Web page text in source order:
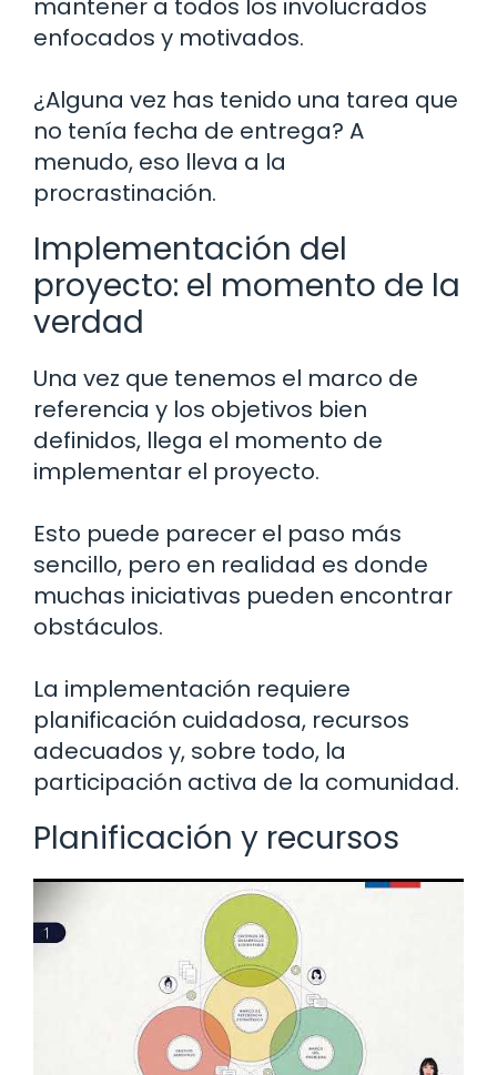
mantener a todos los involucrados
enfocados y motivados.
¿Alguna vez has tenido una tarea que
no tenía fecha de entrega? A
menudo, eso lleva a la
procrastinación.
Implementación del
proyecto: el momento de la
verdad
Una vez que tenemos el marco de
referencia y los objetivos bien
definidos, llega el momento de
implementar el proyecto.
Esto puede parecer el paso más
sencillo, pero en realidad es donde
muchas iniciativas pueden encontrar
obstáculos.
La implementación requiere
planificación cuidadosa, recursos
adecuados y, sobre todo, la
participación activa de la comunidad.
Planificación y recursos